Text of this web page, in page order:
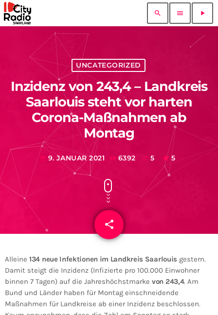
search menu play_arrow
UNCATEGORIZED
Inzidenz von 243,4 – Landkreis
Saarlouis steht vor harten
Corona-Maßnahmen ab
Montag
today 9. JANUAR 2021 6392 5 5
share
email
Alleine 134 neue Infektionen im Landkreis Saarlouis gestern.
Damit steigt die Inzidenz (Infizierte pro 100.000 Einwohner
binnen 7 Tagen) auf die Jahreshöchstmarke von 243,4. Am
Bund und Länder haben für Montag einschneidende
Maßnahmen für Landkreise ab einer Inzidenz beschlossen.